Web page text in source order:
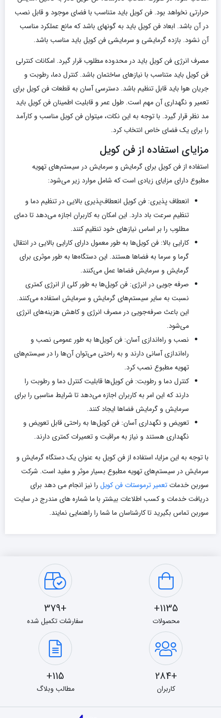
حرارتی نخواهد بود. فن کویل باید متناسب با فضای موجود و قابل نصب
در آن باشد. ابعاد فن کویل باید به گونهای باشد که مانع عملکرد مناسب
آن نشود. بازده گرمایشی و سرمایشی فن کویل باید مناسب باشد.
مصرف انرژی فن کویل باید در محدوده مطلوب قرار گیرد. امکانات کنترلی
فن کویل باید متناسب با نیازهای ساختمان باشد. کنترل دما، رطوبت و
جریان هوا باید قابل تنظیم باشد. دسترسی آسان به قطعات فن کویل برای
تعمیر و نگهداری آن مهم است. طول عمر و قابلیت اطمینان فن کویل باید
مد نظر قرار گیرد. با توجه به این نکات، میتوان فن کویل مناسب و کارآمد
را برای یک فضای خاص انتخاب کرد.
مزایای استفاده از فن کویل
استفاده از فن کویل برای گرمایش و سرمایش در سیستم‌های تهویه
مطبوع دارای مزایای زیادی است که شامل موارد زیر می‌شود:
انعطاف ‌پذیری: فن کویل انعطاف‌پذیری بالایی در تنظیم دما و
تنظیم سرعت باد دارد. این امکان به کاربران اجازه می‌دهد تا دمای
مطلوب را بر اساس نیازهای خود تنظیم کنند.
کارایی بالا: فن کویل‌ها به طور معمول دارای کارایی بالایی در انتقال
گرما و سرما به فضاها هستند. این دستگاه‌ها به طور موثری برای
گرمایش و سرمایش فضاها عمل می‌کنند.
صرفه‌ جویی در انرژی: فن کویل‌ها به طور کلی از انرژی کمتری
نسبت به سایر سیستم‌های گرمایش و سرمایش استفاده می‌کنند.
این باعث صرفه‌جویی در مصرف انرژی و کاهش هزینه‌های انرژی
می‌شود.
نصب و راه‌اندازی آسان: فن کویل‌ها به طور عمومی نصب و
راه‌اندازی آسانی دارند و به راحتی می‌توان آن‌ها را در سیستم‌های
تهویه مطبوع نصب کرد.
کنترل دما و رطوبت: فن کویل‌ها قابلیت کنترل دما و رطوبت را
دارند که این امر به کاربران اجازه می‌دهد تا شرایط مناسبی را برای
سرمایش و گرمایش فضاها ایجاد کنند.
تعویض و نگهداری آسان: فن کویل‌ها به راحتی قابل تعویض و
نگهداری هستند و نیاز به مراقبت و تعمیرات کمتری دارند.
با توجه به این مزایا، استفاده از فن کویل به عنوان یک دستگاه گرمایش و
سرمایش در سیستم‌های تهویه مطبوع بسیار موثر و مفید است. شرکت
سوربن خدمات تعمیر ترموستات فن کویل را نیز انجام می دهد برای
دریافت خدمات و کسب اطلاعات بیشتر با ما شماره های مندرج در سایت
سوربن تماس بگیرید تا کارشناسان ما شما را راهنمایی نمایند.
1135+
محصولات
+379
سفارشات تکمیل شده
+284
کاربران
115+
مطالب وبلاگ